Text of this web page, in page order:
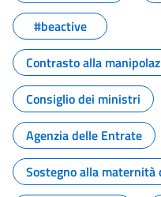
#beactive
Contrasto alla
Consiglio dei ministri
Agenzia delle Entrate
Sostegno alla maternità